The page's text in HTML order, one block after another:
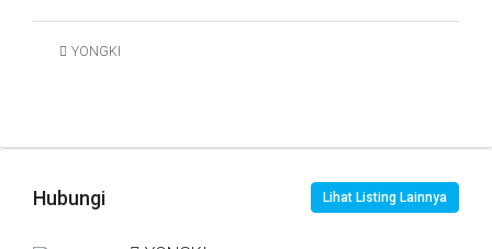
YONGKI
Hubungi Lihat Listing Lainnya